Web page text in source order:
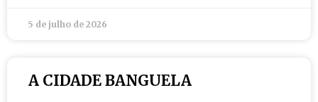
5 de julho de 2026
A CIDADE BANGUELA